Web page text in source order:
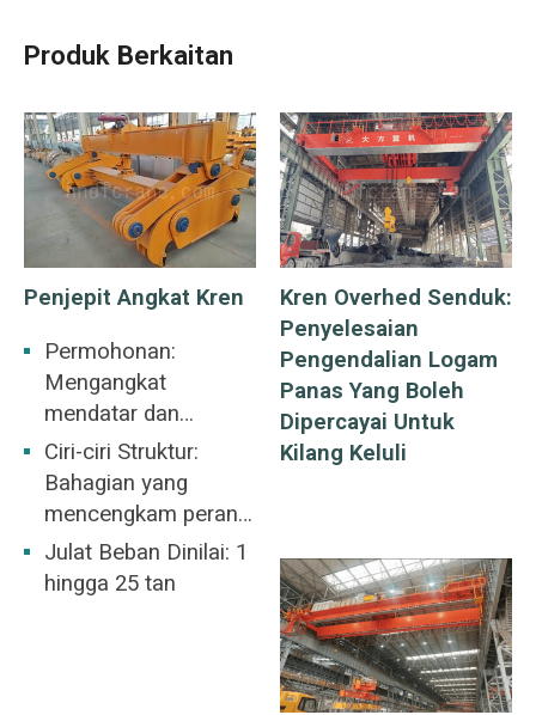
Produk Berkaitan
Penjepit Angkat Kren
Permohonan:
Mengangkat
mendatar dan
mengangkut keluli
bulat
Ciri-ciri Struktur:
Bahagian yang
mencengkam peranti
pengangkat
hendaklah berada di
Julat Beban Dinilai: 1
hingga 25 tan
Kren Overhed Senduk:
Penyelesaian
Pengendalian Logam
Panas Yang Boleh
Dipercayai Untuk
Kilang Keluli